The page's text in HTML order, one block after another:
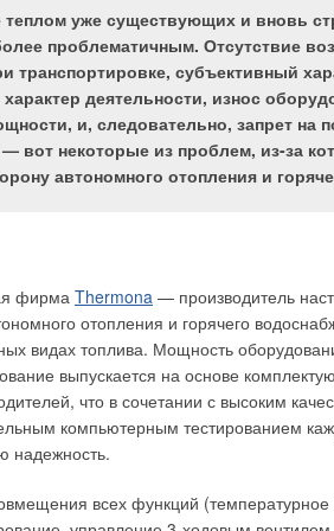
теплом уже существующих и вновь
проблематичным. Отсутствие
транспортировке, субъективный
деятельности, износ
и, следовательно, запрет на
вот некоторые из проблем, из-за
автономного отопления и
фирмаThermona — производитель
отопления и горячего
видах топлива. Мощность
выпускается на основе
что в сочетании с высоким
компьютерным тестированием
надежность.
всех функций (температурное
комфортного
индивидуальных потребностей
или, говоря языком бизнеса,
приоритеты критериев сравнения
и единственный фактор, влияющий
кондиционирования, а рассмотрение
потребитель сможет выбрать
подход к сравнению систем
[1] в 80-х годах прошлого века
систем кондиционирования воздуха.
ей сравнение (оптимизация) систем